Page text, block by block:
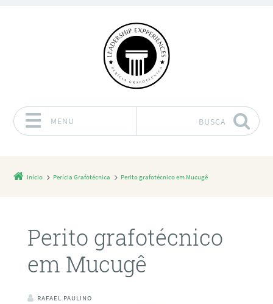
MENU BUSCA
Início Perícia Grafotécnica Perito grafotécnico em Mucugê
Perito grafotécnico
em Mucugê
RAFAEL PAULINO